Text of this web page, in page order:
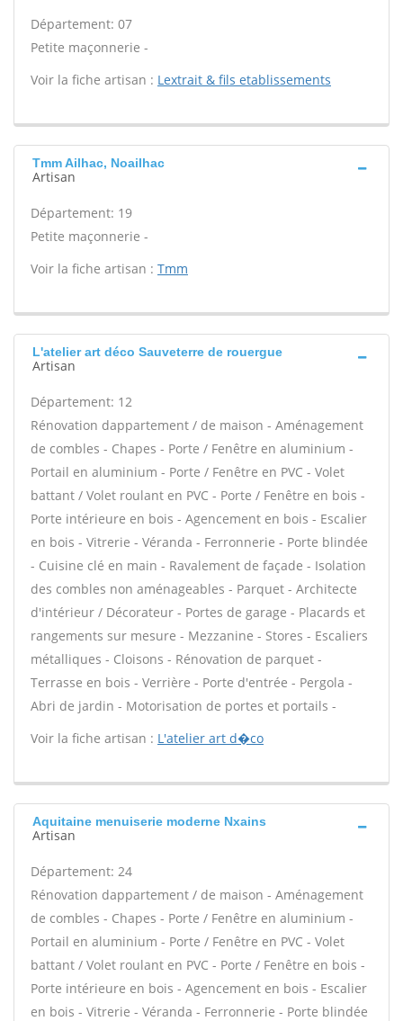
Département: 07
Petite maçonnerie -
Voir la fiche artisan : Lextrait & fils etablissements
Tmm Ailhac, Noailhac
Artisan
Département: 19
Petite maçonnerie -
Voir la fiche artisan : Tmm
L'atelier art déco Sauveterre de rouergue
Artisan
Département: 12
Rénovation dappartement / de maison - Aménagement
de combles - Chapes - Porte / Fenêtre en aluminium -
Portail en aluminium - Porte / Fenêtre en PVC - Volet
battant / Volet roulant en PVC - Porte / Fenêtre en bois -
Porte intérieure en bois - Agencement en bois - Escalier
en bois - Vitrerie - Véranda - Ferronnerie - Porte blindée
- Cuisine clé en main - Ravalement de façade - Isolation
des combles non aménageables - Parquet - Architecte
d'intérieur / Décorateur - Portes de garage - Placards et
rangements sur mesure - Mezzanine - Stores - Escaliers
métalliques - Cloisons - Rénovation de parquet -
Terrasse en bois - Verrière - Porte d'entrée - Pergola -
Abri de jardin - Motorisation de portes et portails -
Voir la fiche artisan : L'atelier art d�co
Aquitaine menuiserie moderne Nxains
Artisan
Département: 24
Rénovation dappartement / de maison - Aménagement
de combles - Chapes - Porte / Fenêtre en aluminium -
Portail en aluminium - Porte / Fenêtre en PVC - Volet
battant / Volet roulant en PVC - Porte / Fenêtre en bois -
Porte intérieure en bois - Agencement en bois - Escalier
en bois - Vitrerie - Véranda - Ferronnerie - Porte blindée